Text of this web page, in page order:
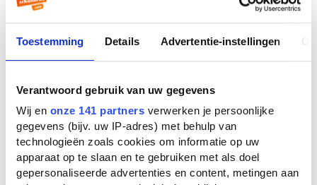
Toestemming Details Advertentie-instellingen
Verantwoord gebruik van uw gegevens
Wij en onze 141 partners verwerken je persoonlijke
gegevens (bijv. uw IP-adres) met behulp van
technologieën zoals cookies om informatie op uw
apparaat op te slaan en te gebruiken met als doel
gepersonaliseerde advertenties en content, metingen aan
mensen die volop genieten van avontuur!",
Dit wil je ook lezen:
padvinders!
Plezier
Scouting is voor Susanne altijd al een